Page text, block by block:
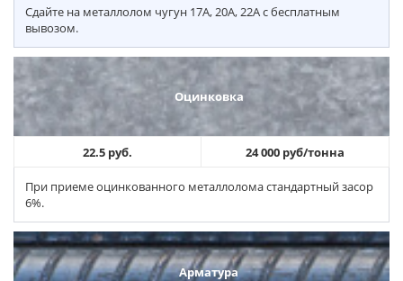
Сдайте на металлолом чугун 17А, 20А, 22А с бесплатным
вывозом.
Оцинковка
22.5 руб. 24 000 руб/тонна
При приеме оцинкованного металлолома стандартный засор
6%.
Арматура